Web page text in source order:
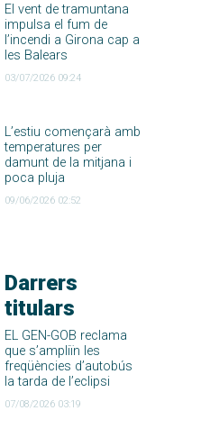
El vent de tramuntana
impulsa el fum de
l’incendi a Girona cap a
les Balears
03/07/2026 09:24
L’estiu començarà amb
temperatures per
damunt de la mitjana i
poca pluja
09/06/2026 02:52
Darrers
titulars
EL GEN-GOB reclama
que s’ampliïn les
freqüències d’autobús
la tarda de l’eclipsi
07/08/2026 03:19